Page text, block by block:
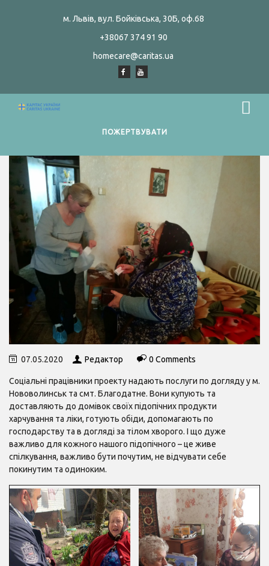
м. Львів, вул. Бойківська, 30Б, оф.68
+38067 374 91 90
homecare@caritas.ua
ПОЖЕРТВУВАТИ
07.05.2020 Редактор 0 Comments
Соціальні працівники проекту надають послуги по догляду у м.
Нововолинськ та смт. Благодатне. Вони купують та
доставляють до домівок своїх підопічних продукти
харчування та ліки, готують обіди, допомагають по
господарству та в догляді за тілом хворого. І що дуже
важливо для кожного нашого підопічного – це живе
спілкування, важливо бути почутим, не відчувати себе
покинутим та одиноким.